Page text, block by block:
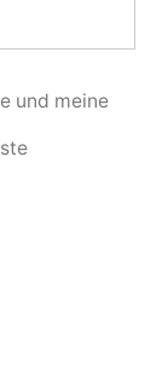
und meine